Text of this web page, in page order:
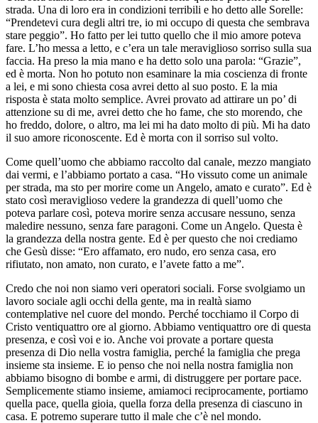
strada. Una di loro era in condizioni terribili e ho detto alle Sorelle:
“Prendetevi cura degli altri tre, io mi occupo di questa che sembrava
stare peggio”. Ho fatto per lei tutto quello che il mio amore poteva
fare. L’ho messa a letto, e c’era un tale meraviglioso sorriso sulla sua
faccia. Ha preso la mia mano e ha detto solo una parola: “Grazie”,
ed è morta. Non ho potuto non esaminare la mia coscienza di fronte
a lei, e mi sono chiesta cosa avrei detto al suo posto. E la mia
risposta è stata molto semplice. Avrei provato ad attirare un po’ di
attenzione su di me, avrei detto che ho fame, che sto morendo, che
ho freddo, dolore, o altro, ma lei mi ha dato molto di più. Mi ha dato
il suo amore riconoscente. Ed è morta con il sorriso sul volto.
Come quell’uomo che abbiamo raccolto dal canale, mezzo mangiato
dai vermi, e l’abbiamo portato a casa. “Ho vissuto come un animale
per strada, ma sto per morire come un Angelo, amato e curato”. Ed è
stato così meraviglioso vedere la grandezza di quell’uomo che
poteva parlare così, poteva morire senza accusare nessuno, senza
maledire nessuno, senza fare paragoni. Come un Angelo. Questa è
la grandezza della nostra gente. Ed è per questo che noi crediamo
che Gesù disse: “Ero affamato, ero nudo, ero senza casa, ero
rifiutato, non amato, non curato, e l’avete fatto a me”.
Credo che noi non siamo veri operatori sociali. Forse svolgiamo un
lavoro sociale agli occhi della gente, ma in realtà siamo
contemplative nel cuore del mondo. Perché tocchiamo il Corpo di
Cristo ventiquattro ore al giorno. Abbiamo ventiquattro ore di questa
presenza, e così voi e io. Anche voi provate a portare questa
presenza di Dio nella vostra famiglia, perché la famiglia che prega
insieme sta insieme. E io penso che noi nella nostra famiglia non
abbiamo bisogno di bombe e armi, di distruggere per portare pace.
Semplicemente stiamo insieme, amiamoci reciprocamente, portiamo
quella pace, quella gioia, quella forza della presenza di ciascuno in
casa. E potremo superare tutto il male che c’è nel mondo.